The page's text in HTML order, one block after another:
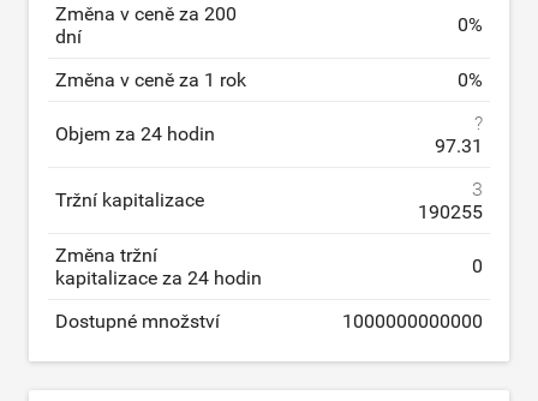
Změna v ceně za 200
dní
0%
Změna v ceně za 1 rok 0%
Objem za 24 hodin
?
97.31
Tržní kapitalizace
3
190255
Změna tržní
kapitalizace za 24 hodin
0
Dostupné množství 1000000000000